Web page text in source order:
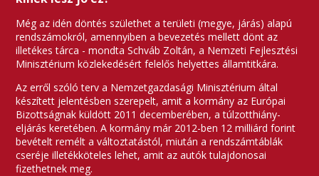
Még az idén döntés születhet a területi (megye, járás) alapú
rendszámokról, amennyiben a bevezetés mellett dönt az
illetékes tárca - mondta Schváb Zoltán, a Nemzeti Fejlesztési
Minisztérium közlekedésért felelős helyettes államtitkára.
Az erről szóló terv a Nemzetgazdasági Minisztérium által
készített jelentésben szerepelt, amit a kormány az Európai
Bizottságnak küldött 2011 decemberében, a túlzotthiány-
eljárás keretében. A kormány már 2012-ben 12 milliárd forint
bevételt remélt a változtatástól, miután a rendszámtáblák
cseréje illetékköteles lehet, amit az autók tulajdonosai
fizethetnek meg.